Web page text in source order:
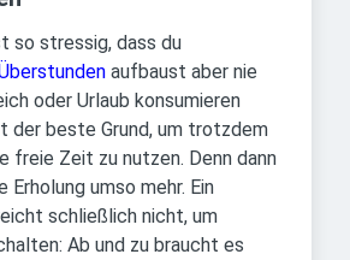
so stressig, dass du
aufbaust aber nie
oder Urlaub konsumieren
der beste Grund, um trotzdem
freie Zeit zu nutzen. Denn dann
Erholung umso mehr. Ein
schließlich nicht, um
Ab und zu braucht es